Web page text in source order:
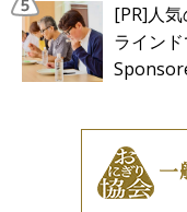
[PR]人
ライン